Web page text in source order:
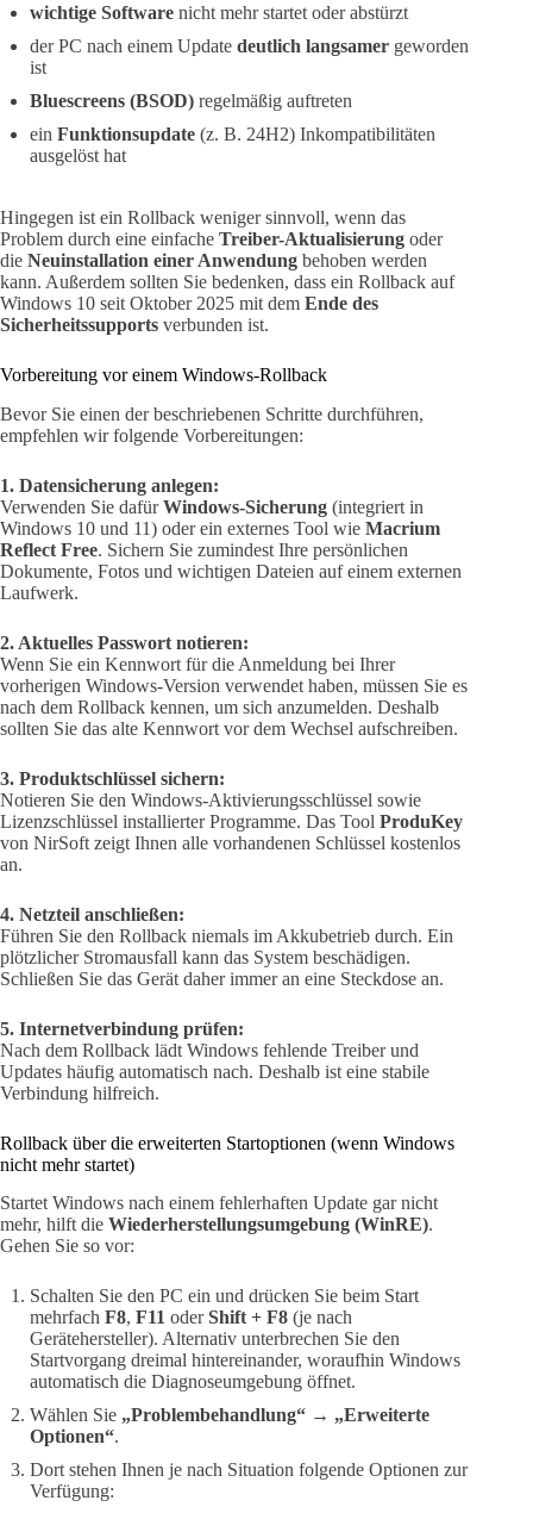
wichtige Software nicht mehr startet oder abstürzt
der PC nach einem Update deutlich langsamer geworden
ist
Bluescreens (BSOD) regelmäßig auftreten
ein Funktionsupdate (z. B. 24H2) Inkompatibilitäten
ausgelöst hat
Hingegen ist ein Rollback weniger sinnvoll, wenn das
Problem durch eine einfache Treiber-Aktualisierung oder
die Neuinstallation einer Anwendung behoben werden
kann. Außerdem sollten Sie bedenken, dass ein Rollback auf
Windows 10 seit Oktober 2025 mit dem Ende des
Sicherheitssupports verbunden ist.
Vorbereitung vor einem Windows-Rollback
Bevor Sie einen der beschriebenen Schritte durchführen,
empfehlen wir folgende Vorbereitungen:
1. Datensicherung anlegen:
Verwenden Sie dafürWindows-Sicherung (integriert in
Windows 10 und 11) oder ein externes Tool wie Macrium
Reflect Free. Sichern Sie zumindest Ihre persönlichen
Dokumente, Fotos und wichtigen Dateien auf einem externen
Laufwerk.
2. Aktuelles Passwort notieren:
Wenn Sie ein Kennwort für die Anmeldung bei Ihrer
vorherigen Windows-Version verwendet haben, müssen Sie es
nach dem Rollback kennen, um sich anzumelden. Deshalb
sollten Sie das alte Kennwort vor dem Wechsel aufschreiben.
3. Produktschlüssel sichern:
Notieren Sie den Windows-Aktivierungsschlüssel sowie
Lizenzschlüssel installierter Programme. Das Tool ProduKey
von NirSoft zeigt Ihnen alle vorhandenen Schlüssel kostenlos
an.
4. Netzteil anschließen:
Führen Sie den Rollback niemals im Akkubetrieb durch. Ein
plötzlicher Stromausfall kann das System beschädigen.
Schließen Sie das Gerät daher immer an eine Steckdose an.
5. Internetverbindung prüfen:
Nach dem Rollback lädt Windows fehlende Treiber und
Updates häufig automatisch nach. Deshalb ist eine stabile
Verbindung hilfreich.
Rollback über die erweiterten Startoptionen (wenn Windows
nicht mehr startet)
Startet Windows nach einem fehlerhaften Update gar nicht
mehr, hilft die Wiederherstellungsumgebung (WinRE).
Gehen Sie so vor:
Schalten Sie den PC ein und drücken Sie beim Start
mehrfach F8, F11 oderShift + F8 (je nach
Gerätehersteller). Alternativ unterbrechen Sie den
Startvorgang dreimal hintereinander, woraufhin Windows
automatisch die Diagnoseumgebung öffnet.
Wählen Sie „Problembehandlung“ → „Erweiterte
Optionen“.
Dort stehen Ihnen je nach Situation folgende Optionen zur
Verfügung: